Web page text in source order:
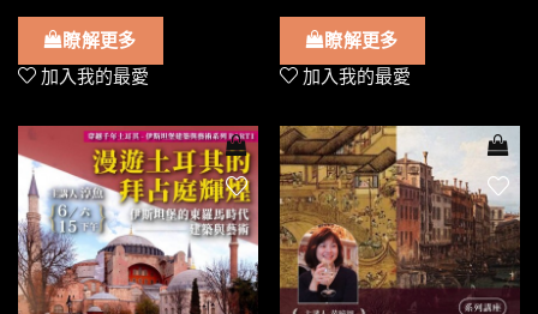
瞭解更多
加入我的最愛
瞭解更多
加入我的最愛